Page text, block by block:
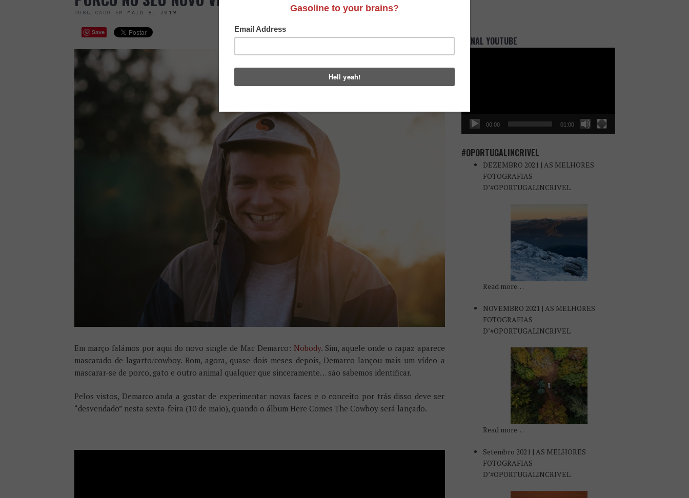
PUBLICADO EM MAIO 8, 2019
Save
Em março falámos por aqui do novo single de Mac Demarco: Nobody. Sim, aquele onde o rapaz aparece
mascarado de lagarto/cowboy. Bom, agora, quase dois meses depois, Demarco lançou mais um vídeo a
mascarar-se de porco, gato e outro animal qualquer que sinceramente… são sabemos identificar.
Pelos vistos, Demarco anda a gostar de experimentar novas faces e o conceito por trás disso deve ser
“desvendado” nesta sexta-feira (10 de maio), quando o álbum Here Comes The Cowboy será lançado.
CANAL YOUTUBE
00:00 01:00
#OPORTUGALINCRIVEL
DEZEMBRO 2021 | AS MELHORES
FOTOGRAFIAS
D’#OPORTUGALINCRIVEL
Read more…
NOVEMBRO 2021 | AS MELHORES
FOTOGRAFIAS
D’#OPORTUGALINCRIVEL
Read more…
Setembro 2021 | AS MELHORES
FOTOGRAFIAS
D’#OPORTUGALINCRIVEL